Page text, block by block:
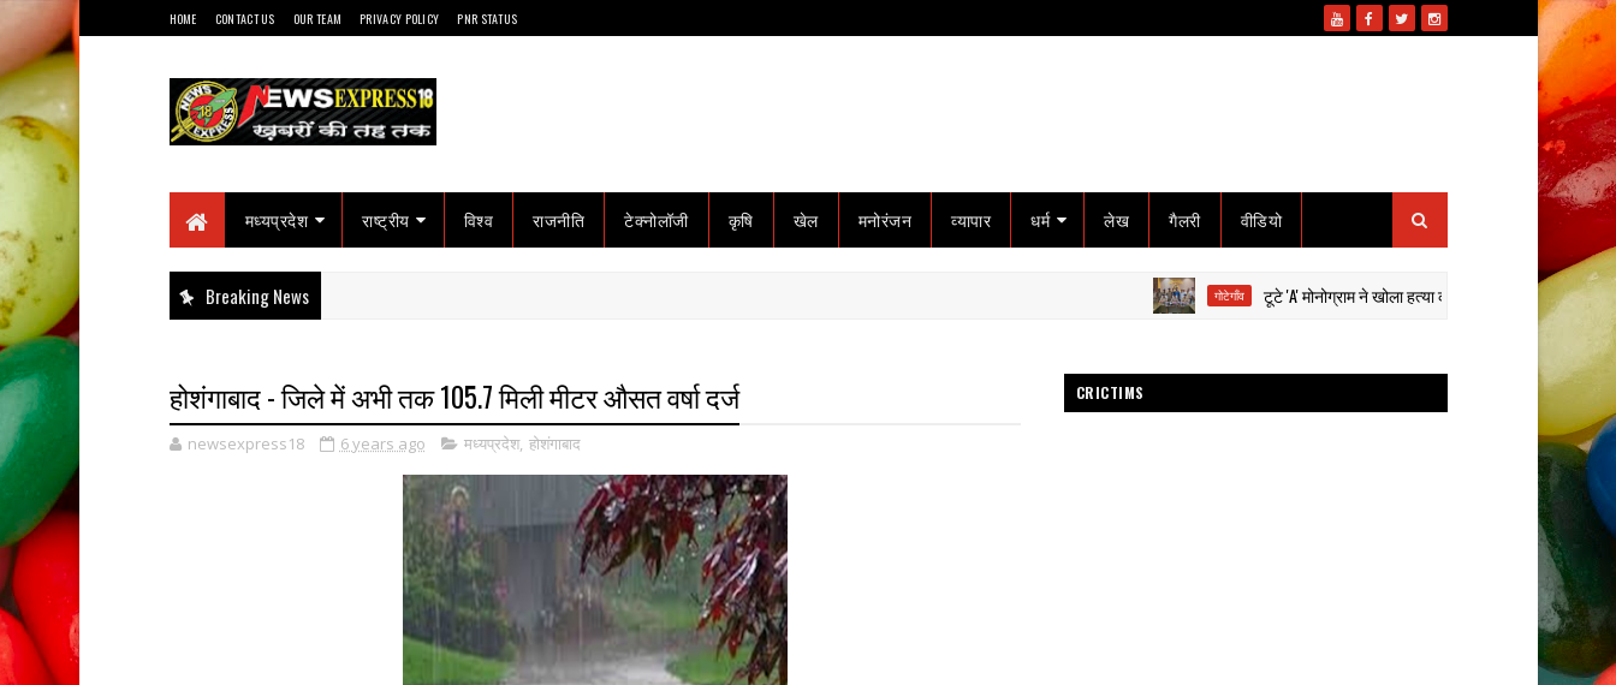
HOME CONTACT US OUR TEAM PRIVACY POLICY PNR STATUS
मध्यप्रदेश राष्ट्रीय विश्व राजनीति टेक्नोलॉजी कृषि खेल मनोरंजन व्यापार धर्म लेख गैलरी वीडियो
Breaking News गोटेगाँव टूटे 'A' मोनोग्राम ने खोला हत्या का राज: हाईवा से कुचलकर सड़क हादसा
होशंगाबाद - जिले में अभी तक 105.7 मिली मीटर औसत वर्षा दर्ज
newsexpress18 6 years ago मध्यप्रदेश, होशंगाबाद
CRICTIMS